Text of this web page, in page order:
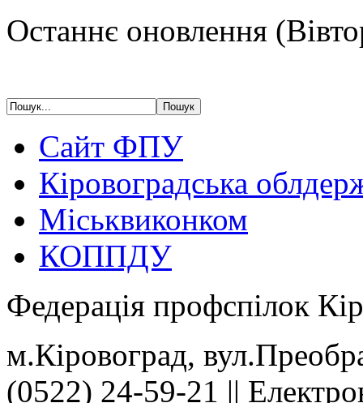
Останнє оновлення
Сайт ФПУ
Кіровоградська
Міськвиконком
КОППДУ
Федерація профспілок
м.Кіровоград,
(0522) 24-59-21 ||